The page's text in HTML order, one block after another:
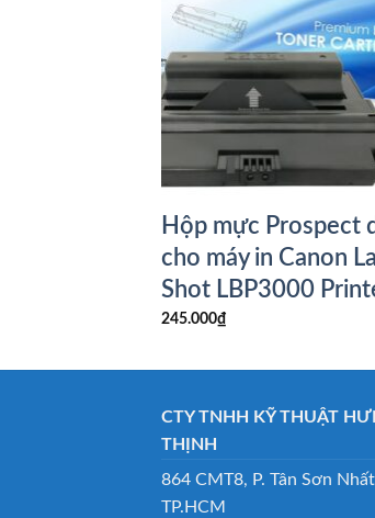
Hộp mực Prospect
cho máy in Canon
Shot LBP3000
245.000₫
CTY TNHH KỸ THUẬT
THỊNH
864 CMT8, P. Tân Sơn
TP.HCM